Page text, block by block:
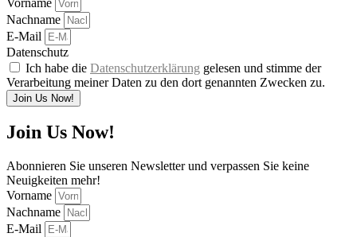
Nachname
E-Mail
Datenschutz
Ich habe die Datenschutzerklärung gelesen und stimme der
Verarbeitung meiner Daten zu den dort genannten Zwecken zu.
Join Us Now!
Join Us Now!
Abonnieren Sie unseren Newsletter und verpassen Sie keine
Neuigkeiten mehr!
Vorname
Nachname
E-Mail